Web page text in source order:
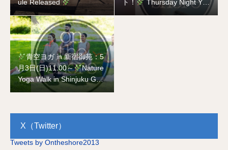
ule Released
ト！
Thursday Night Yog
a is Back
Starting with t
青空ヨガ in 新宿御苑：5
月3日(日)11:00～
Nature
Yoga Walk in Shinjuku Gyo
en National Garden on Ma
X（Twitter）
Tweets by Ontheshore2013